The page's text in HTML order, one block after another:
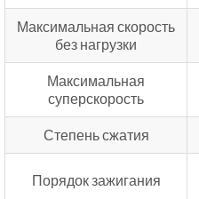
Максимальная скорость
без нагрузки
Максимальная
суперскорость
Степень сжатия
Порядок зажигания